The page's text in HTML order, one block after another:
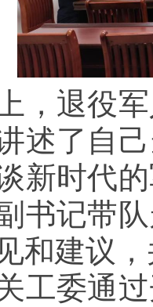
退役军
述了自
新时代
书记带
和建议
委通过